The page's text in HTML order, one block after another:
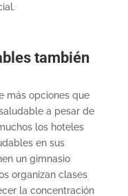
también
más opciones que
a pesar de
los hoteles
en sus
un gimnasio
organizan clases
la concentración